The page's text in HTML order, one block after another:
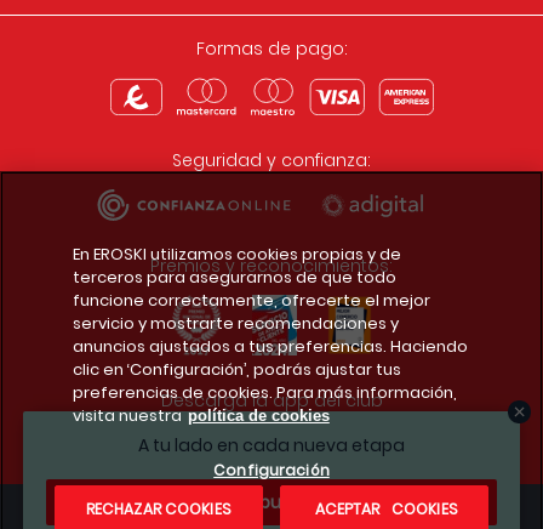
A tu lado en cada nueva etapa
¿Te apuntas?
Formas de pago:
Seguridad y confianza:
Premios y reconocimientos:
Descarga la app del club
En EROSKI utilizamos cookies propias y de
terceros para asegurarnos de que todo
funcione correctamente, ofrecerte el mejor
servicio y mostrarte recomendaciones y
anuncios ajustados a tus preferencias. Haciendo
clic en ‘Configuración’, podrás ajustar tus
preferencias de cookies. Para más información,
visita nuestra política de cookies
Configuración
RECHAZAR COOKIES
ACEPTAR COOKIES